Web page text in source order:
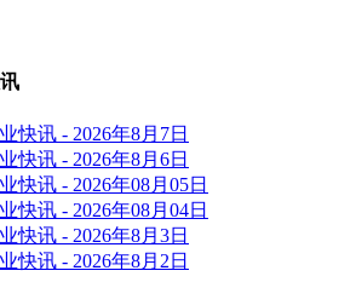
快讯 - 2026年8月7日
快讯 - 2026年8月6日
快讯 - 2026年08月05日
快讯 - 2026年08月04日
快讯 - 2026年8月3日
快讯 - 2026年8月2日